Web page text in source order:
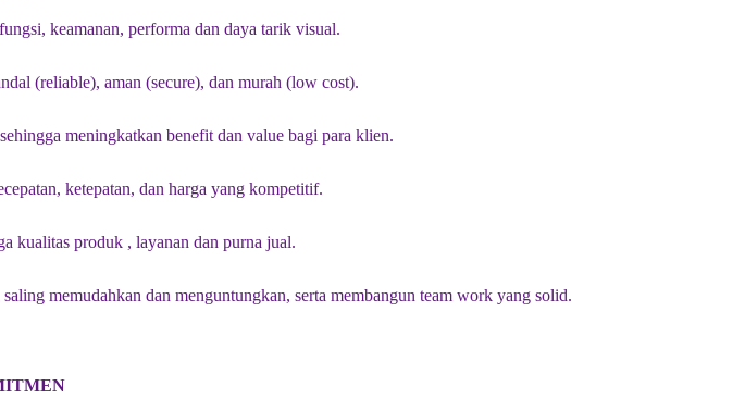
keamanan, performa dan daya tarik visual.
(reliable), aman (secure), dan murah (low cost).
meningkatkan benefit dan value bagi para klien.
ketepatan, dan harga yang kompetitif.
kualitas produk , layanan dan purna jual.
memudahkan dan menguntungkan, serta membangun team work yang solid.